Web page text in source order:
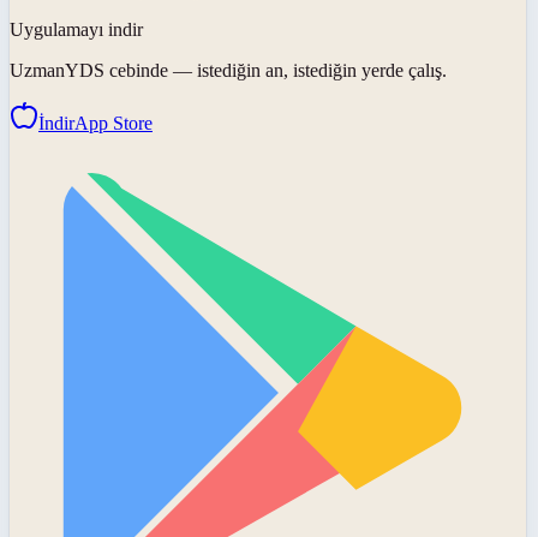
Uygulamayı indir
UzmanYDS cebinde — istediğin an, istediğin yerde çalış.
İndirApp Store